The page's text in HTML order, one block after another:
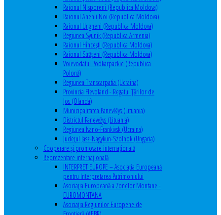
Raionul Nisporeni (Republica Moldova)
Raionul Anenii Noi (Republica Moldova)
Raionul Ungheni (Republica Moldova)
Regiunea Syunik (Republica Armenia)
Raionul Hîncești (Republica Moldova)
Raionul Străşeni (Republica Moldova)
Voievodatul Podkarpackie (Republica
Polonă)
Regiunea Transcarpatia (Ucraina)
Provincia Flevoland - Regatul Ţărilor de
Jos (Olanda)
Municipalitatea Panevėžys (Lituania)
Districtul Panevėžys (Lituania)
Regiunea Ivano-Frankivsk (Ucraina)
Judeţul Jasz-Nagykun-Szolnok (Ungaria)
Cooperare şi promovare internaţională
Reprezentare internaţională
INTERPRET EUROPE – Asociația Europeană
pentru Interpretarea Patrimoniului
Asociația Europeană a Zonelor Montane -
EUROMONTANA
Asociația Regiunilor Europene de